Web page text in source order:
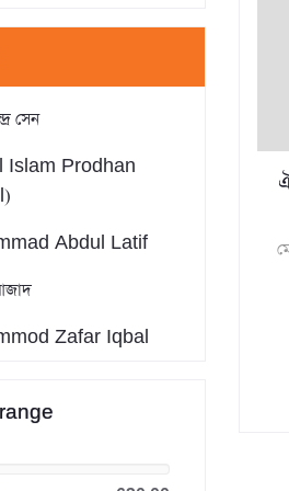
সেন
Islam Prodhan
Abdul Latif
Zafar Iqbal
Abdullah